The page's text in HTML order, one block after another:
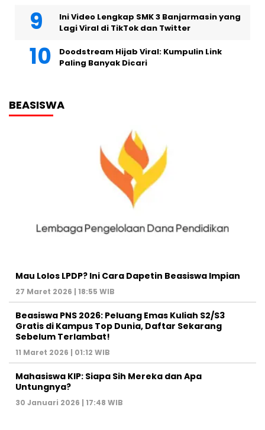
Ini Video Lengkap SMK 3 Banjarmasin yang
Lagi Viral di TikTok dan Twitter
Doodstream Hijab Viral: Kumpulin Link
Paling Banyak Dicari
BEASISWA
Mau Lolos LPDP? Ini Cara Dapetin Beasiswa Impian
27 Maret 2026 | 18:55 WIB
Beasiswa PNS 2026: Peluang Emas Kuliah S2/S3
Gratis di Kampus Top Dunia, Daftar Sekarang
Sebelum Terlambat!
11 Maret 2026 | 01:12 WIB
Mahasiswa KIP: Siapa Sih Mereka dan Apa
Untungnya?
30 Januari 2026 | 17:48 WIB